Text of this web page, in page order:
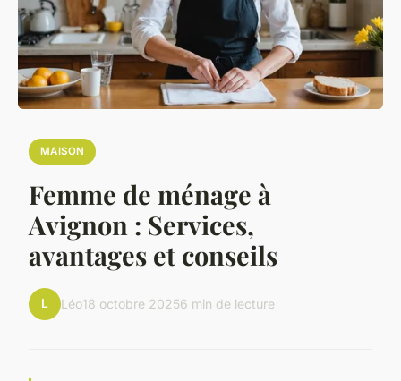
MAISON
Femme de ménage à
Avignon : Services,
avantages et conseils
L Léo18 octobre 20256 min de lecture